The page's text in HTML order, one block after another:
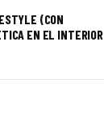
(CON
EN EL INTERIOR